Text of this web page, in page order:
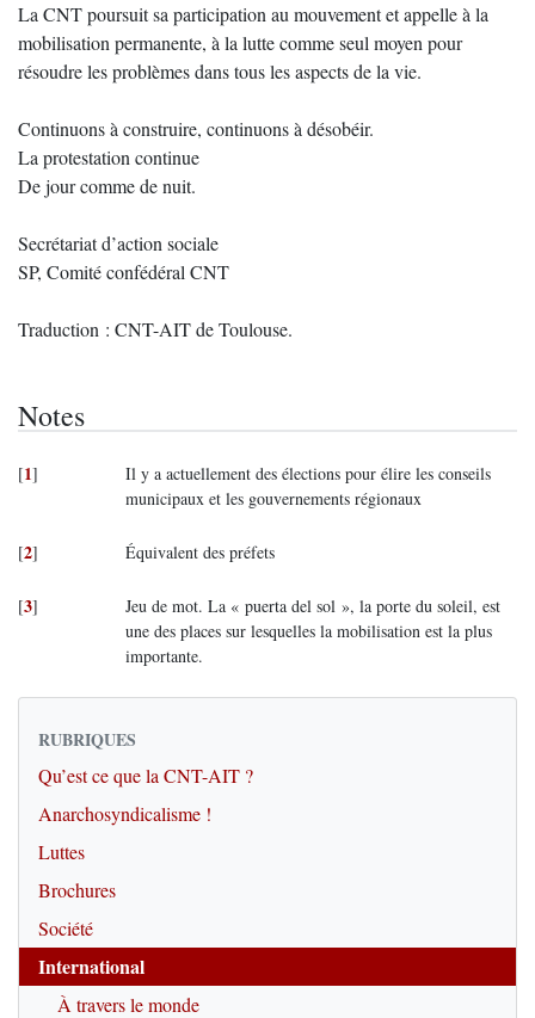
La CNT poursuit sa participation au mouvement et appelle à la
mobilisation permanente, à la lutte comme seul moyen pour
résoudre les problèmes dans tous les aspects de la vie.
Continuons à construire, continuons à désobéir.
La protestation continue
De jour comme de nuit.
Secrétariat d’action sociale
SP, Comité confédéral CNT
Traduction : CNT-AIT de Toulouse.
Notes
[1]
Il y a actuellement des élections pour élire les conseils
municipaux et les gouvernements régionaux
[2] Équivalent des préfets
[3]
Jeu de mot. La « puerta del sol », la porte du soleil, est
une des places sur lesquelles la mobilisation est la plus
importante.
RUBRIQUES
Qu’est ce que la CNT-AIT ?
Anarchosyndicalisme !
Luttes
Brochures
Société
International
À travers le monde